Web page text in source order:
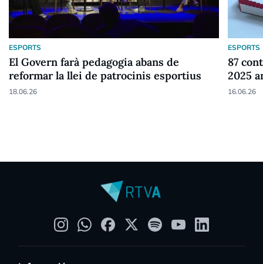
ESPORTS
El Govern farà pedagogia abans de
reformar la llei de patrocinis esportius
18.06.26
ESPORTS
87
2025
16.06.26